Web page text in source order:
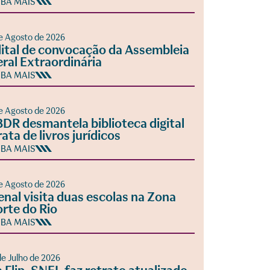
Agosto de 2026
de convocação da Assembleia
Extraordinária
MAIS
Agosto de 2026
desmantela biblioteca digital
de livros jurídicos
MAIS
Agosto de 2026
visita duas escolas na Zona
do Rio
MAIS
Julho de 2026